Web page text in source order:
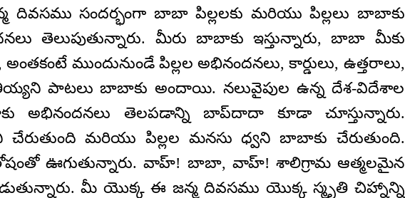
సందర్భంగా బాబా పిల్లలకు మరియు పిల్లలు బాబాకు
తెలుపుతున్నారు. మీరు బాబాకు ఇస్తున్నారు, బాబా మీకు
ముందునుండే పిల్లల అభినందనలు, కార్డులు, ఉత్తరాలు,
పాటలు బాబాకు అందాయి. నలువైపుల ఉన్న దేశ-విదేశాల
అభినందనలు తెలపడాన్ని బాప్‌దాదా కూడా చూస్తున్నారు.
చేరుతుంది మరియు పిల్లల మనసు ధ్వని బాబాకు చేరుతుంది.
ఊగుతున్నారు. వాహ్! బాబా, వాహ్! శాలిగ్రామ ఆత్మలమైన
మీ యొక్క ఈ జన్మ దివసము యొక్క స్మృతి చిహ్నాన్ని